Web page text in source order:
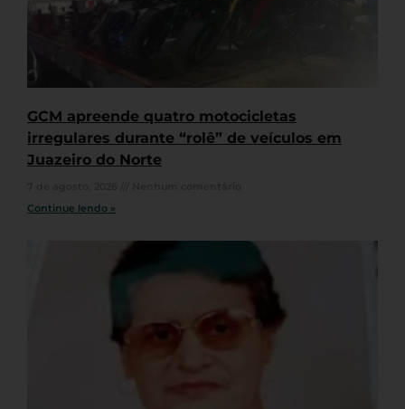
GCM apreende quatro motocicletas
irregulares durante “rolê” de veículos em
Juazeiro do Norte
Continue lendo »